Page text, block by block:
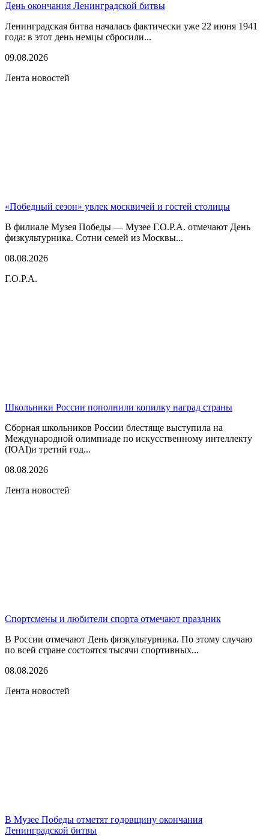
День окончания Ленинградской битвы
Ленинградская битва началась фактически уже 22 июня 1941
года: в этот день немцы сбросили...
09.08.2026
Лента новостей
«Победный сезон» увлек москвичей и гостей столицы
В филиале Музея Победы — Музее Г.О.Р.А. отмечают День
физкультурника. Сотни семей из Москвы...
08.08.2026
Г.О.Р.А.
Школьники России пополнили копилку наград страны
Сборная школьников России блестяще выступила на
Международной олимпиаде по искусственному интеллекту
(IOAI)и третий год...
08.08.2026
Лента новостей
Спортсмены и любители спорта отмечают праздник
В России отмечают День физкультурника. По этому случаю
по всей стране состоятся тысячи спортивных...
08.08.2026
Лента новостей
В Музее Победы отметят годовщину окончания
Ленинградской битвы